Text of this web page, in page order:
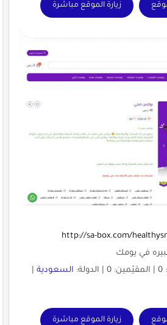
زيارة الموقع مباشرة
http://sa-box.com/
في يومك
السعودية|
زيارة الموقع مباشرة